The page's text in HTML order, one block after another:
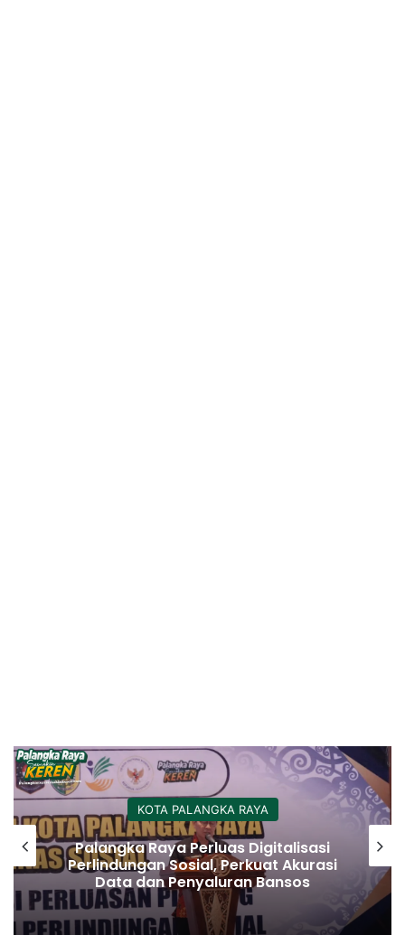
KOTA PALANGKA RAYA
Palangka Raya Perluas Digitalisasi
Perlindungan Sosial, Perkuat Akurasi
Data dan Penyaluran Bansos